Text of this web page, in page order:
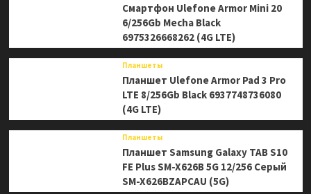
Смартфон Ulefone Armor Mini 20
6/256Gb Mecha Black
6975326668262 (4G LTE)
Планшеты
Планшет Ulefone Armor Pad 3 Pro
LTE 8/256Gb Black 6937748736080
(4G LTE)
Планшеты
Планшет Samsung Galaxy TAB S10
FE Plus SM-X626B 5G 12/256 Серый
SM-X626BZAPCAU (5G)